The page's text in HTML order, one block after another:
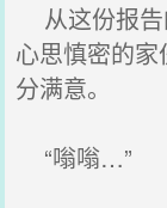
从这份报告
心思慎密的
分满意。
“嗡嗡…”